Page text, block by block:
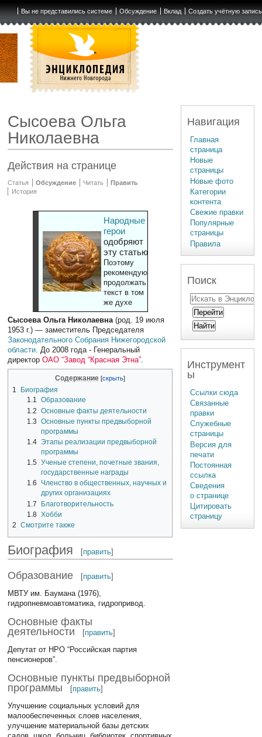
Вы не представились системе Обсуждение Вклад Создать учётную запись
Сысоева Ольга
Николаевна
Действия на странице
Статья Обсуждение Читать
Править
История
Народные
герои
одобряют
эту статью
Поэтому
рекомендуют
продолжать
текст в том
же духе
Сысоева Ольга Николаевна(род. 19 июля
1953 г.) — заместитель Председателя
Законодательного Собрания Нижегородской
области. До 2008 года - Генеральный
директорОАО “Завод “Красная Этна”.
Содержание
1
Биография
1.1 Образование
1.2 Основные факты деятельности
1.3 Основные пункты предвыборной
программы
1.4 Этапы реализации предвыборной
программы
1.5 Ученые степени, почетные звания,
государственные награды
1.6
Членство в общественных, научных и
других организациях
1.7
Благотворительность
1.8 Хобби
2
Смотрите также
Биография [править]
Образование [править]
МВТУ им. Баумана (1976),
гидропневмоавтоматика, гидропривод.
Основные факты
деятельности
[править]
Депутат от НРО “Российская партия
пенсионеров”.
Основные пункты предвыборной
программы
[править]
Улучшение социальных условий для
малообеспеченных слоев населения,
улучшение материальной базы детских
Навигация
Главная
страница
Новые
страницы
Новые фото
Категории
контента
Свежие правки
Популярные
страницы
Правила
Поиск
Инструмент
ы
Ссылки сюда
Связанные
правки
Служебные
страницы
Версия для
печати
Постоянная
ссылка
Сведения
о странице
Цитировать
страницу